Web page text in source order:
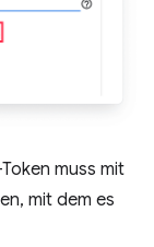
muss mit
mit dem es